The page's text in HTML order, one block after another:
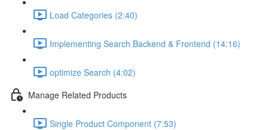
Load Categories (2:40)
Implementing Search Backend & Frontend (14:16)
optimize Search (4:02)
Manage Related Products
Single Product Component (7:53)